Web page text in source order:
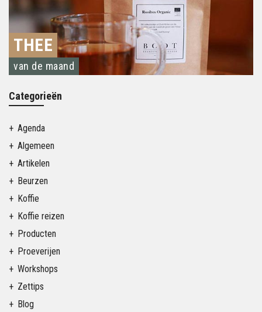
THEE
van de maand
Categorieën
Agenda
Algemeen
Artikelen
Beurzen
Koffie
Koffie reizen
Producten
Proeverijen
Workshops
Zettips
Blog